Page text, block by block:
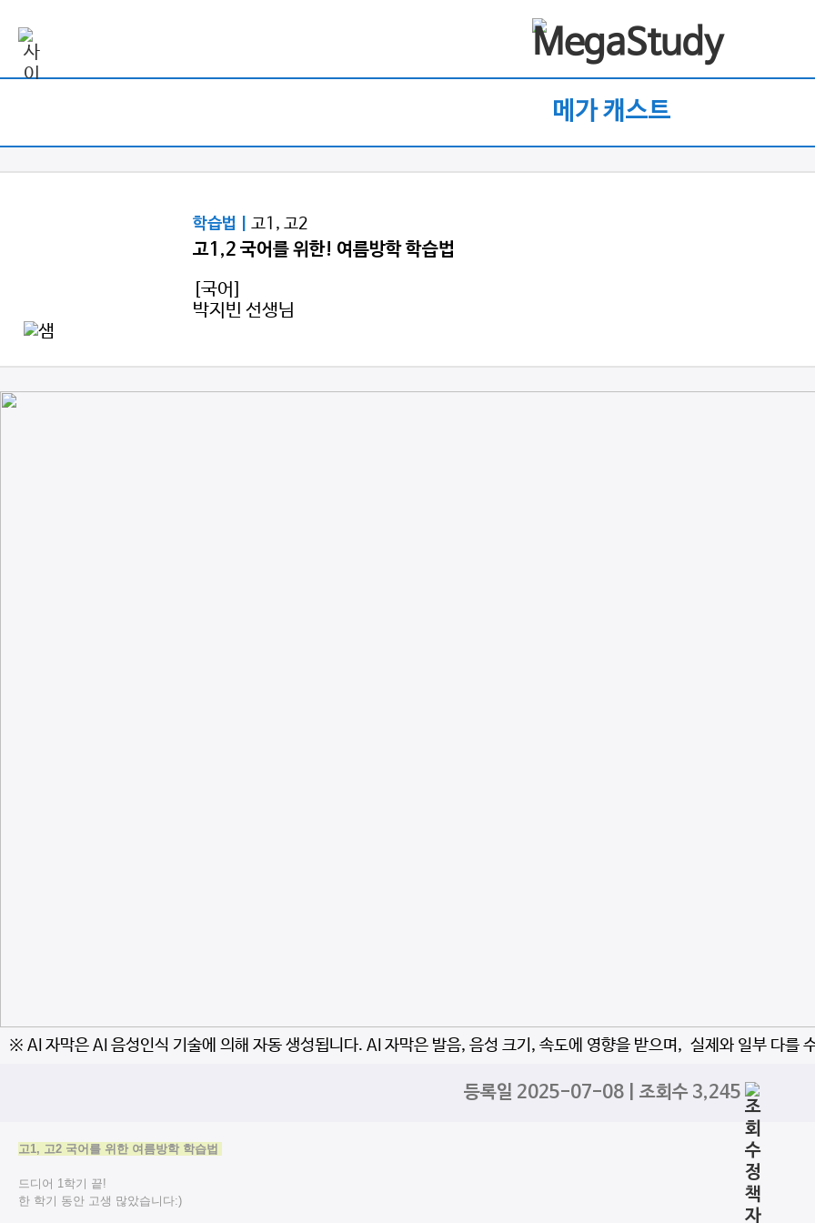
메가 캐스트
학습법 | 고1, 고2
고1,2 국어를 위한! 여름방학 학습법
[국어]
박지빈 선생님
※ AI 자막은 AI 음성인식 기술에 의해 자동 생성됩니다. AI 자막은 발음, 음성 크기, 속도에 영향을 받으며, 실제와 일부 다를
등록일 2025-07-08 | 조회수 3,245
고1, 고2 국어를 위한 여름방학 학습법
드디어 1학기 끝!
한 학기 동안 고생 많았습니다:)